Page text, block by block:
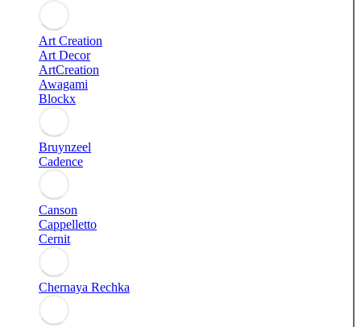
Art Creation
Art Decor
ArtCreation
Awagami
Blockx
Bruynzeel
Cadence
Canson
Cappelletto
Cernit
Chernaya Rechka